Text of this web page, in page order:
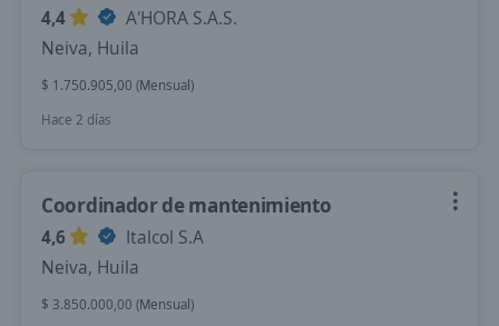
4,4
A'HORA S.A.S.
Neiva, Huila
$ 1.750.905,00 (Mensual)
Hace 2 días
Coordinador de mantenimiento
4,6
Italcol S.A
Neiva, Huila
$ 3.850.000,00 (Mensual)